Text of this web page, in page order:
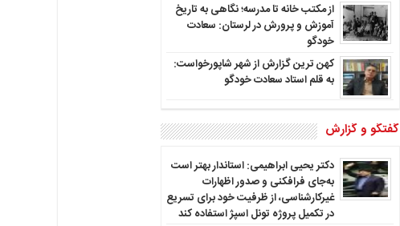
از مکتب خانه تا مدرسه؛ نگاهی به تاریخ
آموزش و پرورش در لرستان: سعادت
خودگو
کهن ترین گزارش از شهر شاپورخواست:
به قلم استاد سعادت خودگو
گفتگو و گزارش
دکتر یحیی ابراهیمی: استاندار بهتر است
به‌جای فرافکنی و صدور اظهارات
غیرکارشناسی، از ظرفیت خود برای تسریع
در تکمیل پروژه تونل اسپژ استفاده کند